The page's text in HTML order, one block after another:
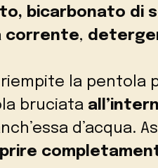
bicarbonato di
corrente,
la pentola
bruciata
d’acqua.